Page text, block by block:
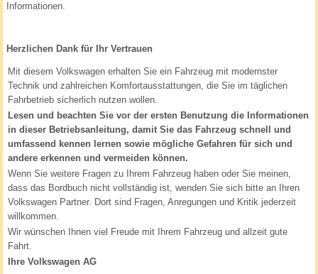
Informationen.
Herzlichen Dank für Ihr Vertrauen
Mit diesem Volkswagen erhalten Sie ein Fahrzeug mit modernster
Technik und zahlreichen Komfortausstattungen, die Sie im täglichen
Fahrbetrieb sicherlich nutzen wollen.
Lesen und beachten Sie vor der ersten Benutzung die Informationen
in dieser Betriebsanleitung, damit Sie das Fahrzeug schnell und
umfassend kennen lernen sowie mögliche Gefahren für sich und
andere erkennen und vermeiden können.
Wenn Sie weitere Fragen zu Ihrem Fahrzeug haben oder Sie meinen,
dass das Bordbuch nicht vollständig ist, wenden Sie sich bitte an Ihren
Volkswagen Partner. Dort sind Fragen, Anregungen und Kritik jederzeit
willkommen.
Wir wünschen Ihnen viel Freude mit Ihrem Fahrzeug und allzeit gute
Fahrt.
Ihre Volkswagen AG